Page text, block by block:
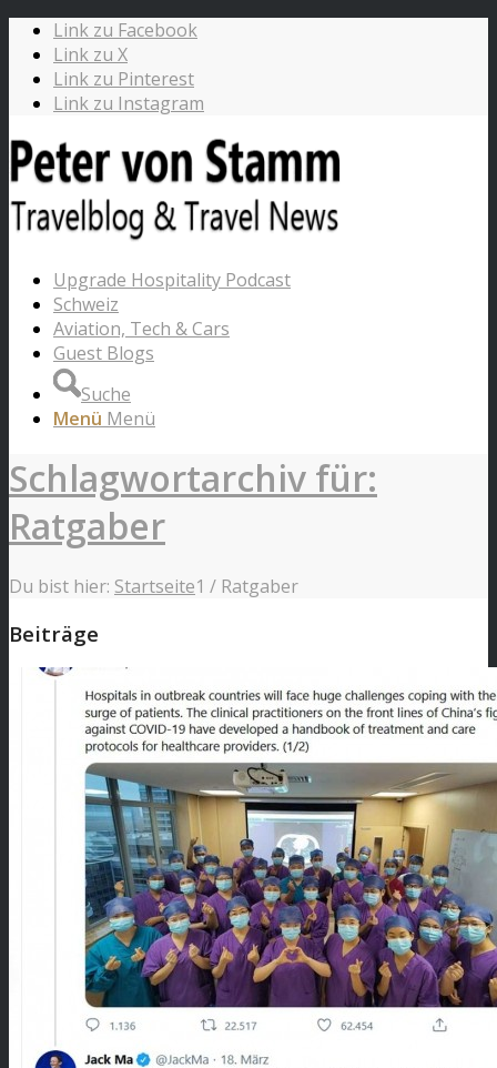
Link zu Facebook
Link zu X
Link zu Pinterest
Link zu Instagram
Upgrade Hospitality Podcast
Schweiz
Aviation, Tech & Cars
Guest Blogs
Suche
Menü Menü
Schlagwortarchiv für:
Ratgaber
Du bist hier: Startseite1 / Ratgaber
Beiträge